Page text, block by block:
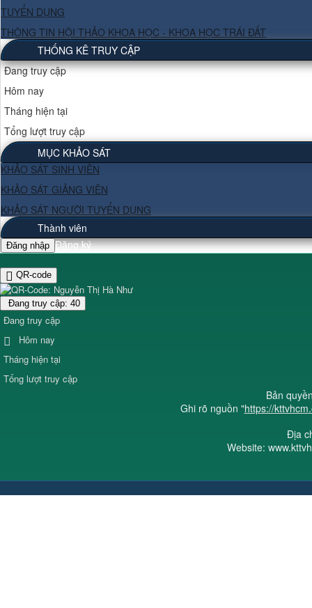
TUYỂN DỤNG
THÔNG TIN HỘI THẢO KHOA HỌC - KHOA HỌC TRÁI ĐẤT
THỐNG KÊ TRUY CẬP
Đang truy cập
Hôm nay
Tháng hiện tại
Tổng lượt truy cập
MỤC KHẢO SÁT
KHẢO SÁT SINH VIÊN
KHẢO SÁT GIẢNG VIÊN
KHẢO SÁT NGƯỜI TUYỂN DỤNG
Thành viên
Đăng nhập Đăng ký
QR-code
Đang truy cập: 40
Đang truy cập
Hôm nay
Tháng hiện tại
Tổng lượt truy cập
Bản
Ghi rõ nguồn "https://
Địa
Website: